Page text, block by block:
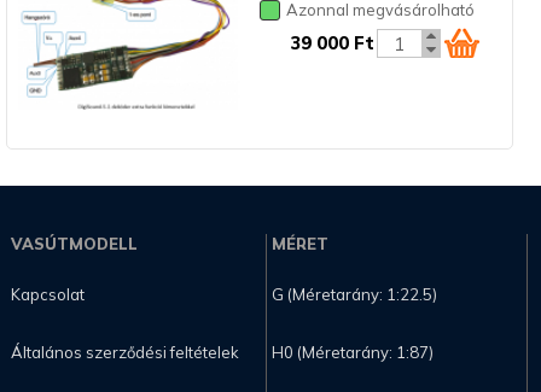
Azonnal megvásárolható
39 000 Ft
VASÚTMODELL
Kapcsolat
Általános szerződési feltételek
MÉRET
G (Méretarány: 1:22.5)
H0 (Méretarány: 1:87)